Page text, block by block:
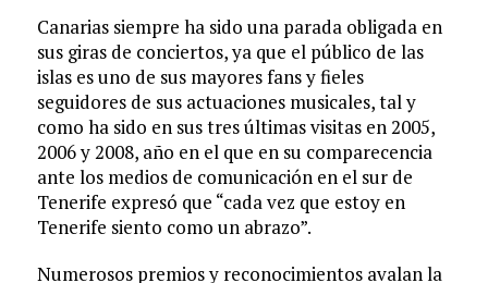
Canarias siempre ha sido una parada obligada en
sus giras de conciertos, ya que el público de las
islas es uno de sus mayores fans y fieles
seguidores de sus actuaciones musicales, tal y
como ha sido en sus tres últimas visitas en 2005,
2006 y 2008, año en el que en su comparecencia
ante los medios de comunicación en el sur de
Tenerife expresó que “cada vez que estoy en
Tenerife siento como un abrazo”.
Numerosos premios y reconocimientos avalan la